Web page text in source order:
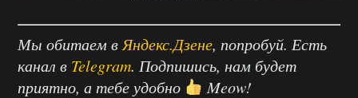
Мы обитаем в Яндекс.Дзене, попробуй. Есть
канал в Telegram. Подпишись, нам будет
приятно, а тебе удобно
Meow!